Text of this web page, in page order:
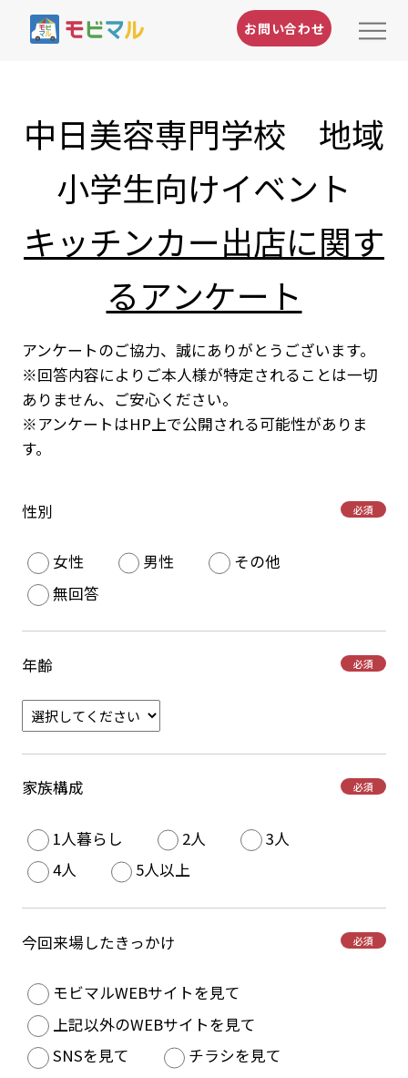
お問い合わせ
中日美容専門学校 地域
小学生向けイベント
キッチンカー出店に関す
るアンケート
アンケートのご協力、誠にありがとうございます。
※回答内容によりご本人様が特定されることは一切
ありません、ご安心ください。
※アンケートはHP上で公開される可能性がありま
す。
性別 必須
女性 男性
その他
無回答
年齢 必須
家族構成 必須
1人暮らし 2人
3人
4人
5人以上
今回来場したきっかけ 必須
モビマルWEBサイトを見て
上記以外のWEBサイトを見て
SNSを見て
チラシを見て